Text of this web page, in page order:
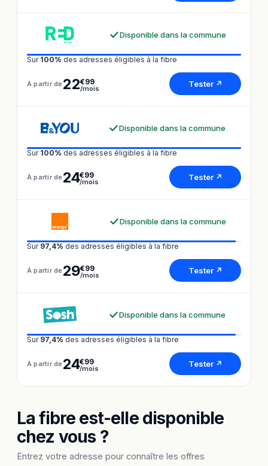
Disponible dans la commune
Sur 100% des adresses éligibles à la fibre
À partir de 22€99
/mois Tester ↗
Disponible dans la commune
Sur 100% des adresses éligibles à la fibre
À partir de 24€99
/mois Tester ↗
Disponible dans la commune
Sur 97,4% des adresses éligibles à la fibre
À partir de 29€99
/mois Tester ↗
Disponible dans la commune
Sur 97,4% des adresses éligibles à la fibre
À partir de 24€99
/mois Tester ↗
La fibre est-elle disponible
chez vous ?
Entrez votre adresse pour connaître les offres